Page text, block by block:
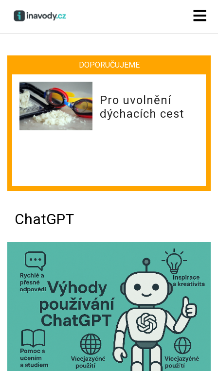
DOPORUČUJEME
Pro uvolnění
dýchacích cest
ChatGPT